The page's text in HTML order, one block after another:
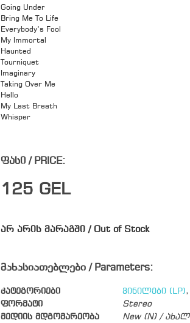
Going Under
Bring Me To Life
Everybody’s Fool
My Immortal
Haunted
Tourniquet
Imaginary
Taking Over Me
Hello
My Last Breath
Whisper
ფასი / PRICE:
125 GEL
არ არის მარაგში / Out of Stock
მახასიათებლები / Parameters:
კატეგორიები ვინილები (LP),
ფორმატი
Stereo
მედიის მდგომარეობა
New (N) /